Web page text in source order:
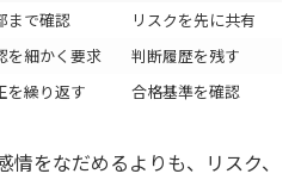
まで確認
リスクを先に共有
を細かく要求
判断履歴を残す
を繰り返す 合格基準を確認
をなだめるよりも、リスク、